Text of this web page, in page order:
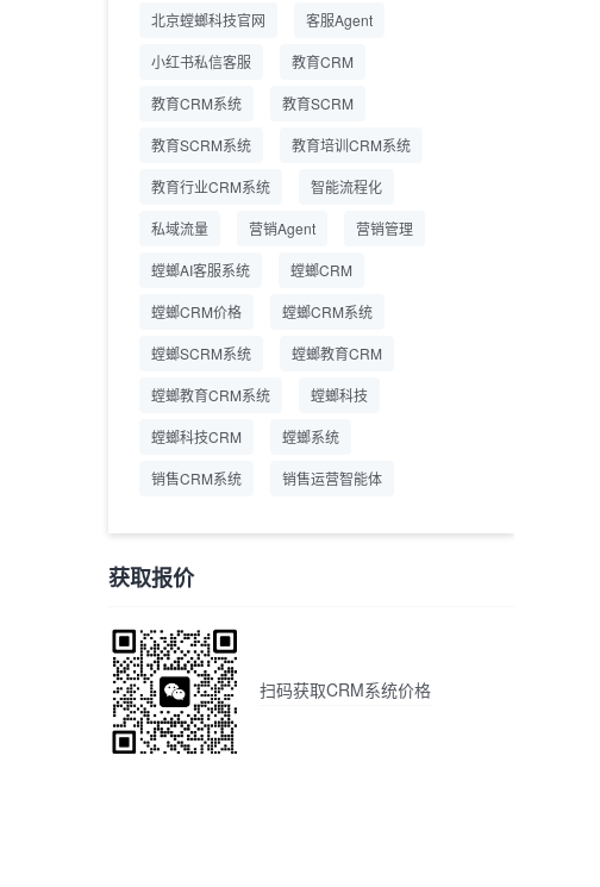
精细化运营
北京螳螂科技官网 客服Agent
小红书私信客服 教育CRM
教育CRM系统 教育SCRM
教育SCRM系统 教育培训CRM系统
教育行业CRM系统 智能流程化
私域流量 营销Agent 营销管理
螳螂AI客服系统 螳螂CRM
螳螂CRM价格 螳螂CRM系统
螳螂SCRM系统 螳螂教育CRM
螳螂教育CRM系统 螳螂科技
螳螂科技CRM 螳螂系统
销售CRM系统 销售运营智能体
获取报价
扫码获取CRM系统价格